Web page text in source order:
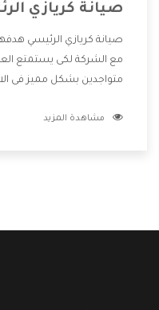
صيانة كريازي
صيانة كريازي الرئيسي
مع الشركة لكى يستمتع
متواجدين بشكل مميز فى
الشركة بها والتى تكون
مشاهدة المزيد